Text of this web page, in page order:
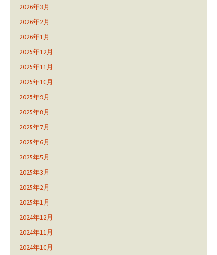
2026年3月
2026年2月
2026年1月
2025年12月
2025年11月
2025年10月
2025年9月
2025年8月
2025年7月
2025年6月
2025年5月
2025年3月
2025年2月
2025年1月
2024年12月
2024年11月
2024年10月